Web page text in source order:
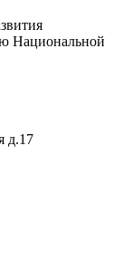
Национальной
д.17